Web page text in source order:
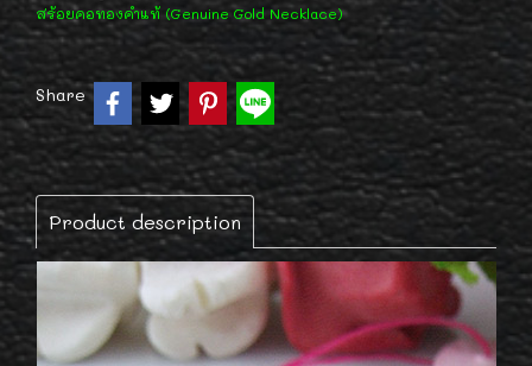
สร้อยคอทองคำแท้ (Genuine Gold Necklace)
Share
Product description